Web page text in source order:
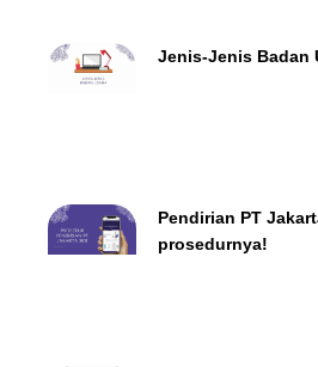
Jenis-Jenis Badan
Pendirian PT
prosedurnya!